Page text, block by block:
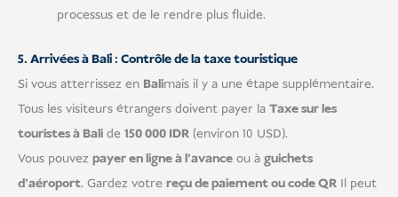
processus et de le rendre plus fluide.
5. Arrivées à Bali : Contrôle de la taxe touristique
Si vous atterrissez en Balimais il y a une étape supplémentaire.
Tous les visiteurs étrangers doivent payer la Taxe sur les
touristes à Bali de 150 000 IDR (environ 10 USD).
Vous pouvez payer en ligne à l'avance ou à guichets
d'aéroport. Gardez votre reçu de paiement ou code QR Il peut